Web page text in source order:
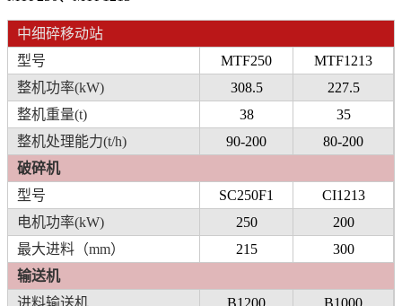
中细碎移动站
型号
MTF250
MTF1213
整机功率(kW)
308.5
227.5
整机重量(t)
38
35
整机处理能力(t/h)
90-200
80-200
破碎机
型号
SC250F1
CI1213
电机功率(kW)
250
200
最大进料（mm）
215
300
输送机
进料输送机
B1200
B1000